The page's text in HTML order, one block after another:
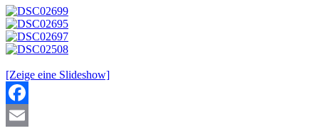
[Zeige eine Slideshow]
Facebook